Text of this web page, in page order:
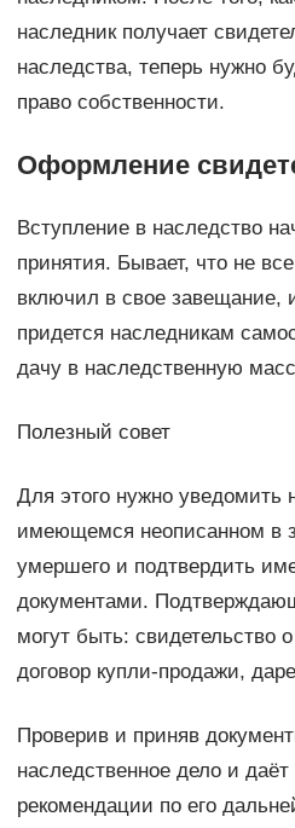
наследник получает
наследства, теперь нужно
право собственности.
Оформление
Вступление в наследство
принятия. Бывает, что не
включил в свое завещание,
придется наследникам
дачу в наследственную
Полезный совет
Для этого нужно уведомить
имеющемся неописанном в
умершего и подтвердить
документами.
могут быть: свидетельство
договор купли-продажи,
Проверив и приняв
наследственное дело и даёт
рекомендации по его